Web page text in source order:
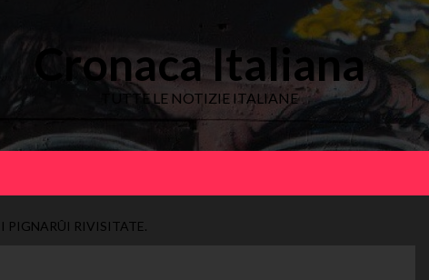
Cronaca Italiana
TUTTE LE NOTIZIE ITALIANE
PIGNARÛI RIVISITATE.